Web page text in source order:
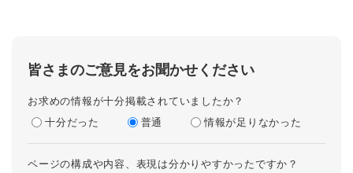
皆さまのご意見をお聞かせください
お求めの情報が十分掲載されていましたか？
十分だった
普通 情報が足りなかった
ページの構成や内容、表現は分かりやすかったですか？